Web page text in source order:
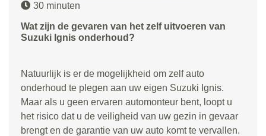
30 minuten
Wat zijn de gevaren van het zelf uitvoeren van
Suzuki Ignis onderhoud?
Natuurlijk is er de mogelijkheid om zelf auto
onderhoud te plegen aan uw eigen Suzuki Ignis.
Maar als u geen ervaren automonteur bent, loopt u
het risico dat u de veiligheid van uw gezin in gevaar
brengt en de garantie van uw auto komt te vervallen.